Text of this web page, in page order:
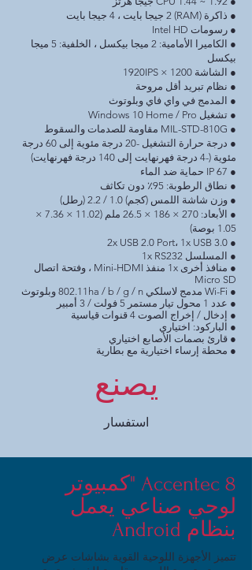
● ذاكرة (RAM) 2 جيجا بايت ، 4 جيجا بايت
● رسومات Intel HD
● الكاميرا الأمامية: 2 ميجا بيكسل ، الخلفية: 5 ميجا
بيكسل
● الشاشة 1200 × 1920IPS
● نظام تبريد أقل مروحة
● المدمج في واي فاي وبلوتوث
● تشغيل Windows 10 Home / Pro
● MIL-STD-810G مقاومة للصدمات والسقوط
● درجة حرارة التشغيل -20 درجة مئوية إلى 60 درجة
مئوية (-4 درجة فهرنهايت إلى 140 درجة فهرنهايت)
● IP 67 حماية ضد الماء
● نطاق الرطوبة: 95٪ دون تكاثف
● وزن شاشة اللمس (كجم) 1.0 / 2.2 (رطل)
● الأبعاد: 270 × 186 × 26.5 ملم (11.02 × 7.36 ×
1.05 بوصة)
● 2x USB 2.0 Port، 1x USB 3.0
● المسلسل 1x RS232
● منافذ أخرى 1x منفذ Mini-HDMI ، وفتحة اتصال
Micro SD
● Wi-Fi مدمج لاسلكي 802.11ha / b / g / n وبلوتوث
● عدد 1 محول تيار مستمر 5 فولت / 3 أمبير
● إدخال / إخراج الصوت 4 قنوات قياسية
● الباركود: اختياري
● قارئ بصمات الأصابع اختياري
● محطة إرساء اختيارية مع بطارية
يصنع
استفسار
Accentec 8 "كمبيوتر
لوحي صناعي يعمل
بنظام Android
تتميز الأجهزة اللوحية القوية بشاشات عرض